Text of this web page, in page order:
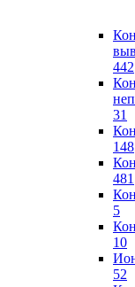
442
31
148
481
5
10
52